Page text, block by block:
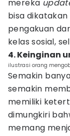
mereka
bisa
pengakuan
kelas sosial,
4. Keinginan
ilustrasi orang
Semakin
semakin
memiliki
dimungkiri
memang